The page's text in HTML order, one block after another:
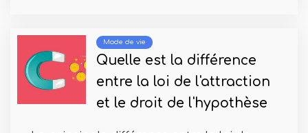
Mode de vie
Quelle est la différence
entre la loi de l'attraction
et le droit de l'hypothèse